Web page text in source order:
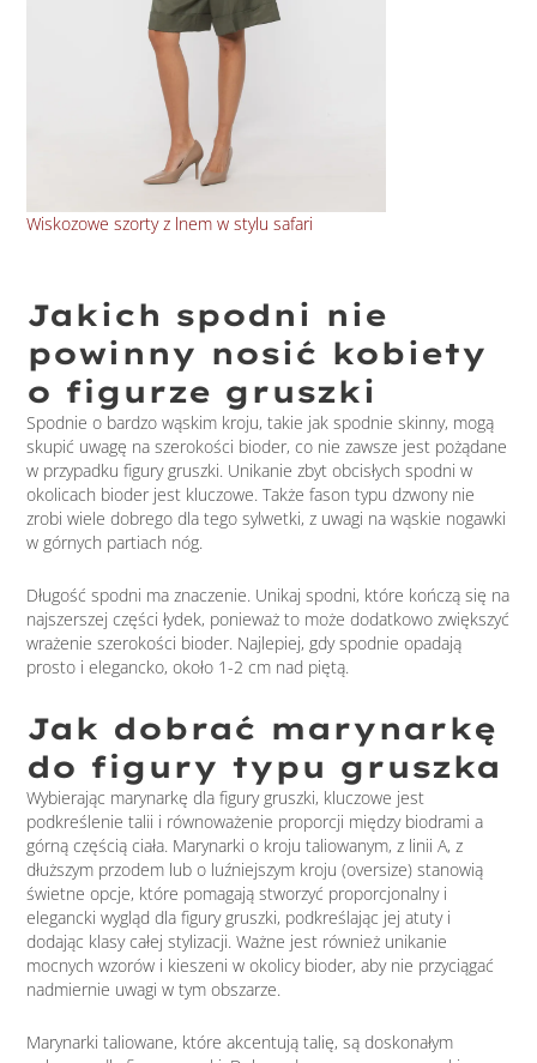
Wiskozowe szorty z lnem w stylu safari
Jakich spodni nie
powinny nosić kobiety
o figurze gruszki
Spodnie o bardzo wąskim kroju, takie jak spodnie skinny, mogą
skupić uwagę na szerokości bioder, co nie zawsze jest pożądane
w przypadku figury gruszki. Unikanie zbyt obcisłych spodni w
okolicach bioder jest kluczowe. Także fason typu dzwony nie
zrobi wiele dobrego dla tego sylwetki, z uwagi na wąskie nogawki
w górnych partiach nóg.
Długość spodni ma znaczenie. Unikaj spodni, które kończą się na
najszerszej części łydek, ponieważ to może dodatkowo zwiększyć
wrażenie szerokości bioder. Najlepiej, gdy spodnie opadają
prosto i elegancko, około 1-2 cm nad piętą.
Jak dobrać marynarkę
do figury typu gruszka
Wybierając marynarkę dla figury gruszki, kluczowe jest
podkreślenie talii i równoważenie proporcji między biodrami a
górną częścią ciała. Marynarki o kroju taliowanym, z linii A, z
dłuższym przodem lub o luźniejszym kroju (oversize) stanowią
świetne opcje, które pomagają stworzyć proporcjonalny i
elegancki wygląd dla figury gruszki, podkreślając jej atuty i
dodając klasy całej stylizacji. Ważne jest również unikanie
mocnych wzorów i kieszeni w okolicy bioder, aby nie przyciągać
nadmiernie uwagi w tym obszarze.
Marynarki taliowane, które akcentują talię, są doskonałym